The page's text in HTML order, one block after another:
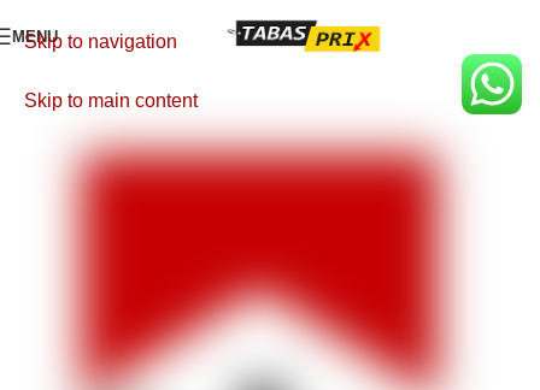
Skip to navigation
Skip to main content
MENU